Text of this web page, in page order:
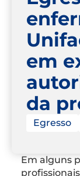
em
da
Egresso
Em alguns